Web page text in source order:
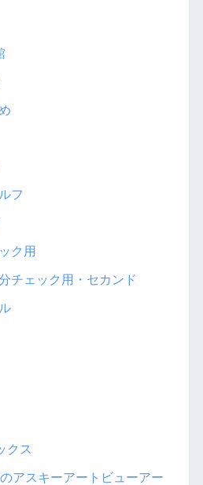
フ
ク用
チェック用・セカンド
クス
アスキーアートビューアー